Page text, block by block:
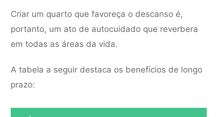
Criar um quarto que favoreça o descanso é,
portanto, um ato de autocuidado que reverbera
em todas as áreas da vida.
A tabela a seguir destaca os benefícios de longo
prazo: